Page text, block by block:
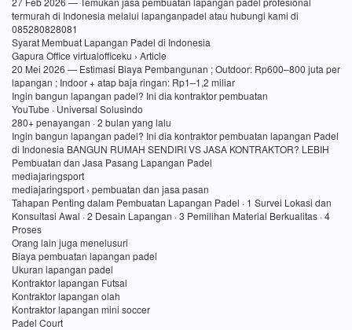
termurah di Indonesia melalui lapanganpadel atau hubungi kami di
085280828081
Syarat Membuat Lapangan Padel di Indonesia
Gapura Office virtualofficeku › Article
20 Mei 2026 — Estimasi Biaya Pembangunan ; Outdoor: Rp600–800 juta per
lapangan ; Indoor + atap baja ringan: Rp1–1,2 miliar
Ingin bangun lapangan padel? Ini dia kontraktor pembuatan
YouTube · Universal Solusindo
280+ penayangan · 2 bulan yang lalu
Ingin bangun lapangan padel? Ini dia kontraktor pembuatan lapangan Padel
di Indonesia BANGUN RUMAH SENDIRI VS JASA KONTRAKTOR? LEBIH
Pembuatan dan Jasa Pasang Lapangan Padel
mediajaringsport
mediajaringsport › pembuatan dan jasa pasan
Tahapan Penting dalam Pembuatan Lapangan Padel · 1 Survei Lokasi dan
Konsultasi Awal · 2 Desain Lapangan · 3 Pemilihan Material Berkualitas · 4
Proses
Orang lain juga menelusuri
Biaya pembuatan lapangan padel
Ukuran lapangan padel
Kontraktor lapangan Futsal
Kontraktor lapangan olah
Kontraktor lapangan mini soccer
Padel Court